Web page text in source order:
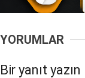
YORUMLAR
Bir yanıt yazın